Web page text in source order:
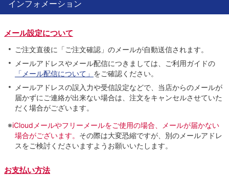
インフォメーション
メール設定について
ご注文直後に「ご注文確認」のメールが自動送信されます。
メールアドレスやメール配信につきましては、ご利用ガイドの
「メール配信について」 をご確認ください。
メールアドレスの誤入力や受信設定などで、当店からのメールが
届かずにご連絡が出来ない場合は、注文をキャンセルさせていた
だく場合がございます。
※iCloudメールやフリーメールをご使用の場合、メールが届かない
場合がございます。 その際は大変恐縮ですが、別のメールアドレ
スをご検討くださいますようお願いいたします。
お支払い方法